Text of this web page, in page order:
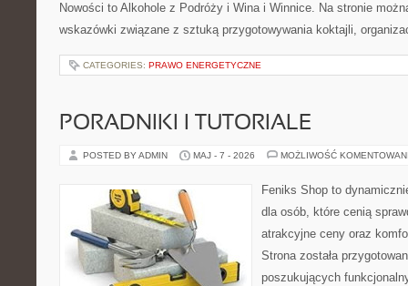
Nowości to Alkohole z Podróży i Wina i Winnice. Na stronie
wskazówki związane z sztuką przygotowywania koktajli,
CATEGORIES: PRAWO ENERGETYCZNE
PORADNIKI I TUTORIALE
POSTED BY ADMIN MAJ - 7 - 2026 MOŻLIWOŚĆ
Feniks Shop to
dla osób, które cenią
atrakcyjne ceny oraz
Strona została
poszukujących